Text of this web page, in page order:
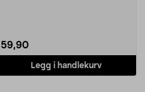
59,90
Legg i handlekurv